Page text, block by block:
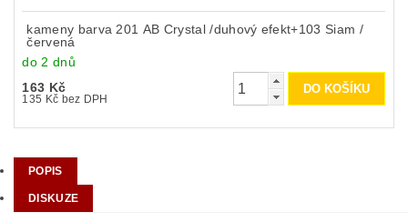
kameny barva 201 AB Crystal /duhový efekt+103 Siam /
červená
do 2 dnů
163 Kč
135 Kč bez DPH
POPIS
DISKUZE